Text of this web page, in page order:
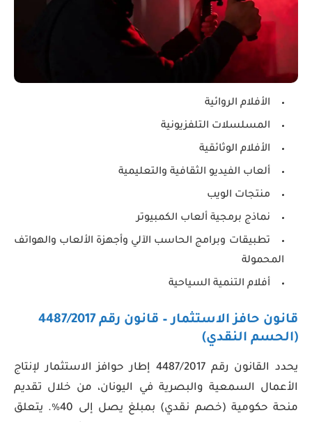
الأفلام الروائية
المسلسلات التلفزيونية
الأفلام الوثائقية
ألعاب الفيديو الثقافية والتعليمية
منتجات الويب
نماذج برمجية ألعاب الكمبيوتر
تطبيقات وبرامج الحاسب الآلي وأجهزة الألعاب والهواتف
المحمولة
أفلام التنمية السياحية
قانون حافز الاستثمار – قانون رقم 4487/2017
(الحسم النقدي)
يحدد القانون رقم 4487/2017 إطار حوافز الاستثمار لإنتاج
الأعمال السمعية والبصرية في اليونان، من خلال تقديم
منحة حكومية (خصم نقدي) بمبلغ يصل إلى 40٪. يتعلق